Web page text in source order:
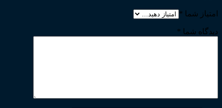
امتیاز شما *
دیدگاه شما *